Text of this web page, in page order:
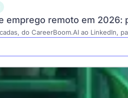
emprego remoto em 2026:
do CareerBoom.AI ao LinkedIn,